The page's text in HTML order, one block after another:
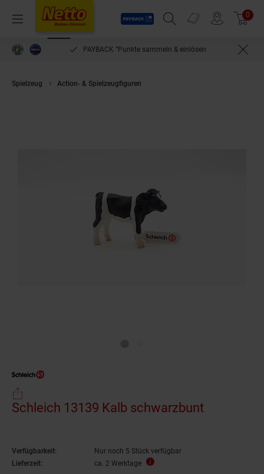
Menü
Payback
Suchfeld einblenden
Prospekte 0
PAYBACK °Punkte sammeln & einlösen
Spielzeug Action- & Spielzeugfiguren
Schleich 13139 Kalb schwarzbunt
Verfügbarkeit:
Nur noch 5 Stück verfügbar
Lieferzeit:
ca. 2 Werktage